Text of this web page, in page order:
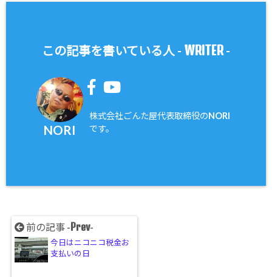
この記事を書いている人 - WRITER-
NORI
株式会社ごんた屋代表取締役のNORI
です。
前の記事 - Prev-
今日はニコニコ税金お
支払いの日